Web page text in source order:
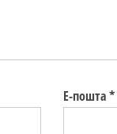
Е-пошта*